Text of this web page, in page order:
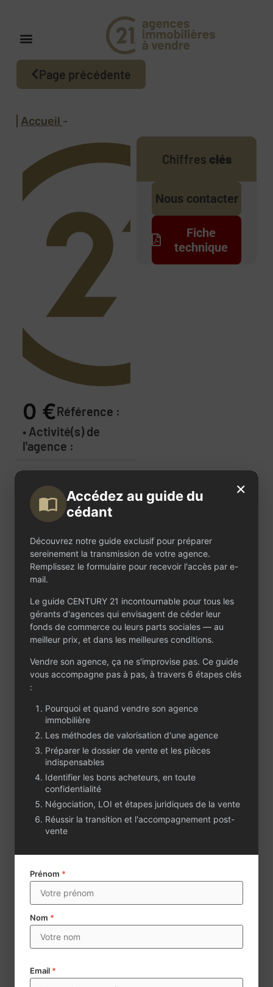
Page précédente
Accueil -
0 €Référence :
• Activité(s) de
l'agence :
Description
de
l'annonce
Chiffres clés
Nous contacter
Fiche
technique
Contactez-nous
Un projet ou une
question ?
Que vous envisagiez de céder ou d’acheter
formulaire : notre équipe vous contactera
rapidement, en toute confidentialité.
×
Accédez au guide du
cédant
Découvrez notre guide exclusif pour préparer
sereinement la transmission de votre agence.
Remplissez le formulaire pour recevoir l'accès par e-
mail.
Le guide CENTURY 21 incontournable pour tous les
gérants d'agences qui envisagent de céder leur
fonds de commerce ou leurs parts sociales — au
meilleur prix, et dans les meilleures conditions.
Vendre son agence, ça ne s'improvise pas. Ce guide
vous accompagne pas à pas, à travers 6 étapes clés
:
Pourquoi et quand vendre son agence
immobilière
Les méthodes de valorisation d'une agence
Préparer le dossier de vente et les pièces
indispensables
Identifier les bons acheteurs, en toute
confidentialité
Négociation, LOI et étapes juridiques de la vente
Réussir la transition et l'accompagnement post-
vente
Prénom *
Nom *
Email *